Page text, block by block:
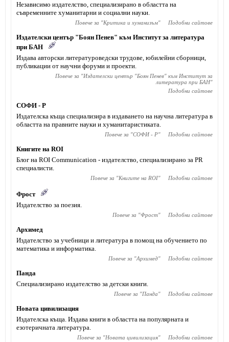
Независимо издателство, специализирано в областта на
съвременните хуманитарни и социални науки.
Повече за "Критика и хуманизъм" Подобни сайтове
Издателски център "Боян Пенев" към Институт за литература
при БАН
Издава авторски литературоведски трудове, юбилейни сборници,
публикации от научни форуми и проекти.
Повече за "Издателски център "Боян Пенев" към Институт за
литература при БАН"
Подобни сайтове
СОФИ - Р
Издателска къща специализира в издаването на научна литература в
областта на правните науки и хуманитаристиката.
Повече за "СОФИ - Р" Подобни сайтове
Книгите на ROI
Блог на ROI Communication - издателство, специализирано за PR
специалисти.
Повече за "Книгите на ROI" Подобни сайтове
Фрост
Издателство за поезия.
Повече за "Фрост" Подобни сайтове
Архимед
Издателство за учебници и литература в помощ на обучението по
математика и информатика.
Повече за "Архимед" Подобни сайтове
Панда
Специализирано издателство за детски книги.
Повече за "Панда" Подобни сайтове
Новата цивилизация
Издателска къща. Издава книги в областта на популярната и
езотеричната литература.
Повече за "Новата цивилизация" Подобни сайтове